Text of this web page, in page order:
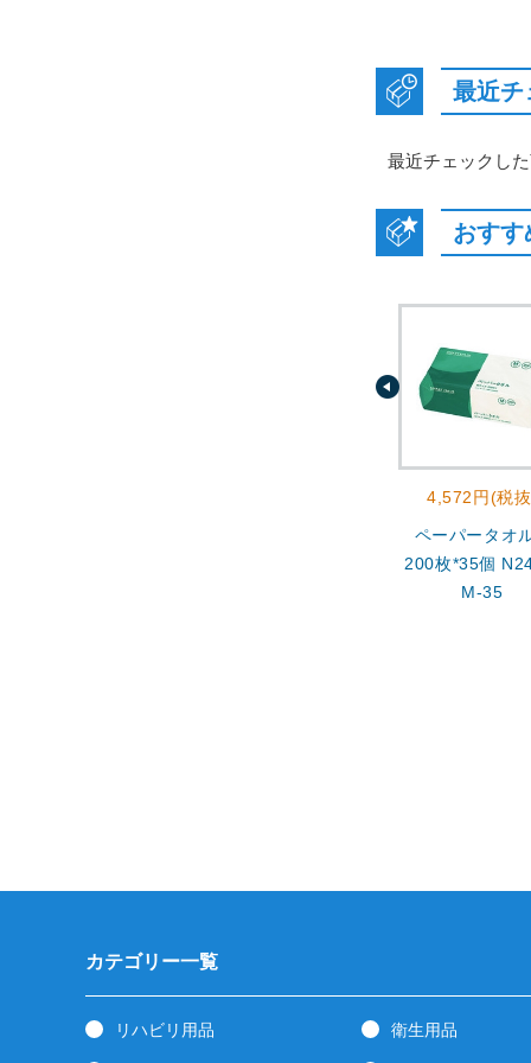
最近チ
最近チェックし
おすす
4,572円(税
ペーパータオ
200枚*35個
M-35
カテゴリー一覧
リハビリ用品 衛生用品